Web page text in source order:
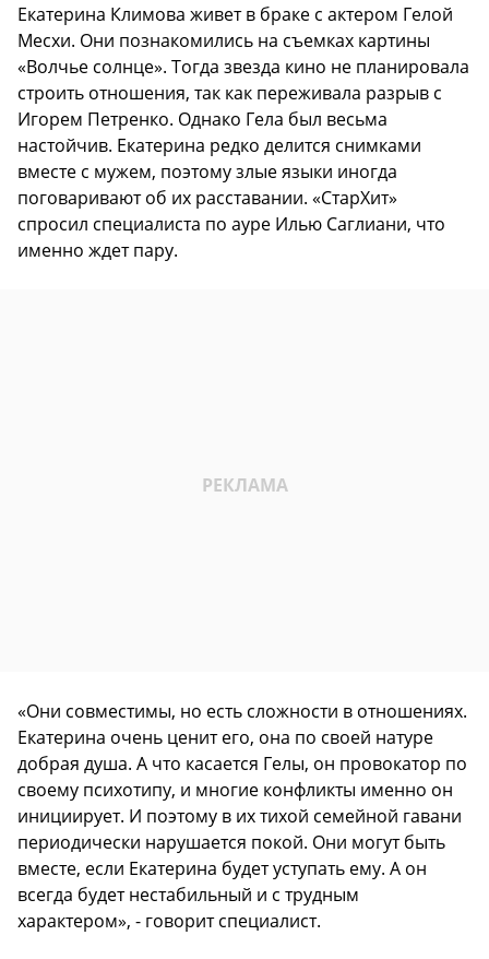
Екатерина Климова живет в браке с актером Гелой
Месхи. Они познакомились на съемках картины
«Волчье солнце». Тогда звезда кино не планировала
строить отношения, так как переживала разрыв с
Игорем Петренко. Однако Гела был весьма
настойчив. Екатерина редко делится снимками
вместе с мужем, поэтому злые языки иногда
поговаривают об их расставании. «СтарХит»
спросил специалиста по ауре Илью Саглиани, что
именно ждет пару.
«Они совместимы, но есть сложности в отношениях.
Екатерина очень ценит его, она по своей натуре
добрая душа. А что касается Гелы, он провокатор по
своему психотипу, и многие конфликты именно он
инициирует. И поэтому в их тихой семейной гавани
периодически нарушается покой. Они могут быть
вместе, если Екатерина будет уступать ему. А он
всегда будет нестабильный и с трудным
характером», - говорит специалист.